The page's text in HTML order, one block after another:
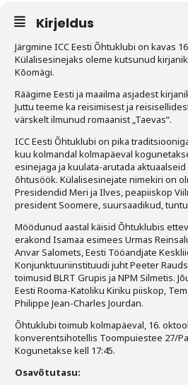
Tegevused
Publikatsioonid
Viidad
ICC WBO
ICC komisjonid
Digiraamatukogu
Juhendid ja väljaanded
Videod
Kontakt
Liitu meililistiga
Oskusteave
Kirjeldus
Järgmine ICC Eesti Õhtuklubi on kavas
Külalisesinejaks oleme kutsunud
Kõomägi.
Räägime Eesti ja maailma asjadest
Juttu teeme ka reisimisest ja
värskelt ilmunud romaanist „Taevas“.
ICC Eesti Õhtuklubi on pika
kuu kolmandal kolmapäeval
esinejaga ja kuulata-arutada
õhtusöök. Külalisesinejate nimekiri on
Presidendid Meri ja Ilves, peapiiskop
president Soomere, suursaadikud,
Möödunud aastal käisid Õhtuklubis
erakond Isamaa esimees Urmas
Anvar Salomets, Eesti Tööandjate
Konjunktuuriinstituudi juht Peeter
toimusid BLRT Grupis ja NPM Silmetis.
Eesti Rooma-Katoliku Kiriku piiskop,
Philippe Jean-Charles Jourdan.
Õhtuklubi toimub kolmapäeval, 16.
konverentsihotellis Toompuiestee 27/
Kogunetakse kell 17:45.
Osavõtutasu: